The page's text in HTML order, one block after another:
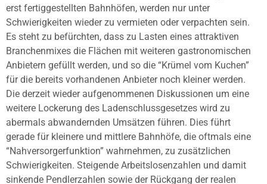
erst fertiggestellten Bahnhöfen, werden nur unter
Schwierigkeiten wieder zu vermieten oder verpachten sein.
Es steht zu befürchten, dass zu Lasten eines attraktiven
Branchenmixes die Flächen mit weiteren gastronomischen
Anbietern gefüllt werden, und so die “Krümel vom Kuchen”
für die bereits vorhandenen Anbieter noch kleiner werden.
Die derzeit wieder aufgenommenen Diskussionen um eine
weitere Lockerung des Ladenschlussgesetzes wird zu
abermals abwandernden Umsätzen führen. Dies führt
gerade für kleinere und mittlere Bahnhöfe, die oftmals eine
“Nahversorgerfunktion” wahrnehmen, zu zusätzlichen
Schwierigkeiten. Steigende Arbeitslosenzahlen und damit
sinkende Pendlerzahlen sowie der Rückgang der realen